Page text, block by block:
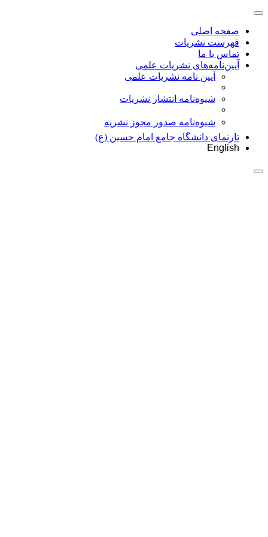
صفحه اصلی
فهرست نشریات
تماس با ما
آیین‌نامه‌های نشریات علمی
آیین نامه نشریات علمی
شیوه‌نامه انتشار نشریات
شیوهنامه صدور مجوز نشریه
تارنمای دانشگاه جامع امام حسین (ع)
English